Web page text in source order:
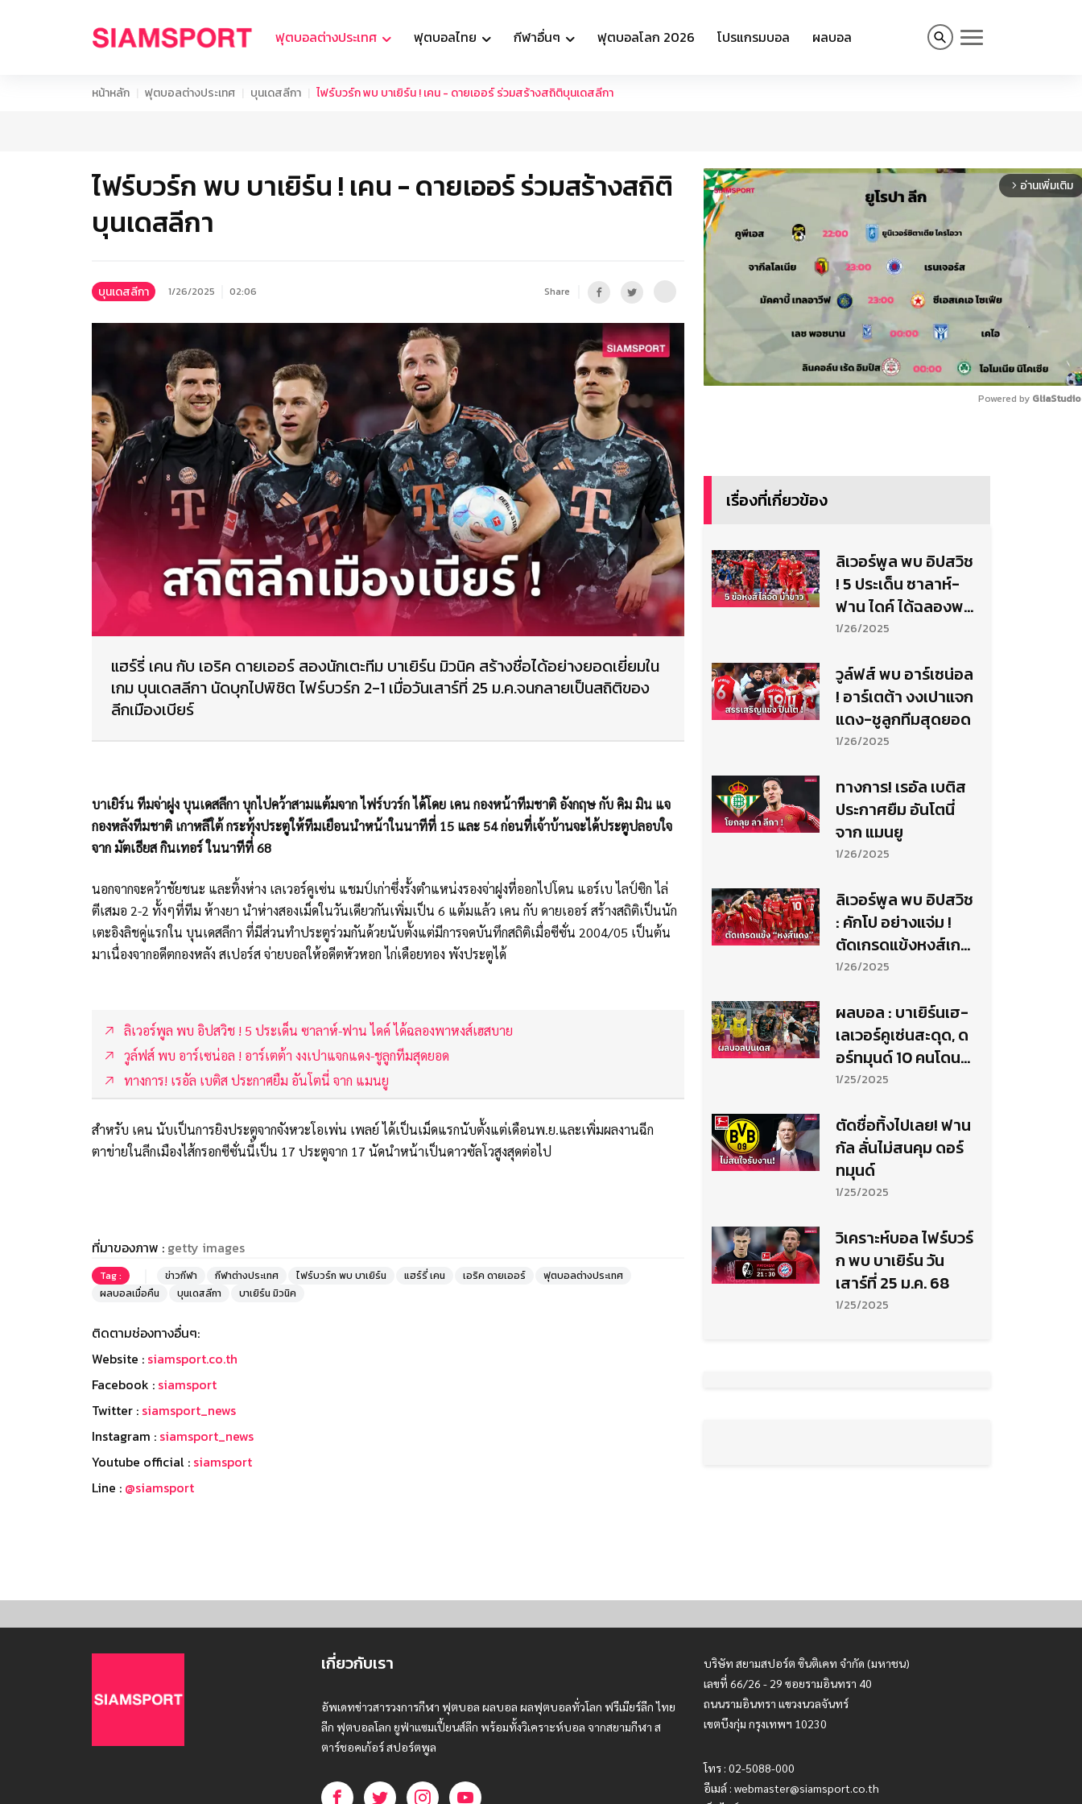
ฟุตบอลต่างประเทศ ฟุตบอลไทย กีฬาอื่นๆ ฟุตบอลโลก 2026 โปรแกรมบอล ผลบอล
หน้าหลัก ฟุตบอลต่างประเทศ บุนเดสลีกา ไฟร์บวร์ก พบ บาเยิร์น ! เคน - ดายเออร์ ร่วมสร้างสถิติบุนเดสลีกา
ไฟร์บวร์ก พบ บาเยิร์น ! เคน - ดายเออร์ ร่วมสร้างสถิติ
บุนเดสลีกา
บุนเดสลีกา 1/26/2025 02:06 Share
แฮร์รี่ เคน กับ เอริค ดายเออร์ สองนักเตะทีม บาเยิร์น มิวนิค สร้างชื่อได้อย่างยอดเยี่ยมใน
เกม บุนเดสลีกา นัดบุกไปพิชิต ไฟร์บวร์ก 2-1 เมื่อวันเสาร์ที่ 25 ม.ค.จนกลายเป็นสถิติของ
ลีกเมืองเบียร์
บาเยิร์น ทีมจ่าฝูง บุนเดสลีกา บุกไปคว้าสามแต้มจาก ไฟร์บวร์ก ได้โดย เคน กองหน้าทีมชาติ อังกฤษ กับ คิม มิน แจ
กองหลังทีมชาติ เกาหลีใต้ กระทุ้งประตูให้ทีมเยือนนำหน้าในนาทีที่ 15 และ 54 ก่อนที่เจ้าบ้านจะได้ประตูปลอบใจ
จาก มัตเธียส กินเทอร์ ในนาทีที่ 68
นอกจากจะคว้าชัยชนะ และทิ้งห่าง เลเวอร์คูเซ่น แชมป์เก่าซึ่งรั้งตำแหน่งรองจ่าฝูงที่ออกไปโดน แอร์เบ ไลป์ซิก ไล่
ตีเสมอ 2-2 ทั้งๆที่ทีม ห้างยา นำห่างสองเม็ดในวันเดียวกันเพิ่มเป็น 6 แต้มแล้ว เคน กับ ดายเออร์ สร้างสถิติเป็นนัก
เตะอิงลิชคู่แรกใน บุนเดสลีกา ที่มีส่วนทำประตูร่วมกันด้วยนับตั้งแต่มีการจดบันทึกสถิติเมื่อซีซั่น 2004/05 เป็นต้น
มาเนื่องจากอดีตกองหลัง สเปอร์ส จ่ายบอลให้อดีตหัวหอก ไก่เดือยทอง พังประตูได้
ลิเวอร์พูล พบ อิปสวิช ! 5 ประเด็น ซาลาห์-ฟาน ไดค์ ได้ฉลองพาหงส์เฮสบาย
วูล์ฟส์ พบ อาร์เซน่อล ! อาร์เตต้า งงเปาแจกแดง-ชูลูกทีมสุดยอด
ทางการ! เรอัล เบติส ประกาศยืม อันโตนี่ จาก แมนยู
สำหรับ เคน นับเป็นการยิงประตูจากจังหวะโอเพ่น เพลย์ ได้เป็นเม็ดแรกนับตั้งแต่เดือนพ.ย.และเพิ่มผลงานฉีก
ตาข่ายในลีกเมืองไส้กรอกซีซั่นนี้เป็น 17 ประตูจาก 17 นัดนำหน้าเป็นดาวซัลโวสูงสุดต่อไป
ที่มาของภาพ : getty images
Tag : ข่าวกีฬา กีฬาต่างประเทศ ไฟร์บวร์ก พบ บาเยิร์น แฮร์รี่ เคน เอริค ดายเออร์
ฟุตบอลต่างประเทศ
ผลบอลเมื่อคืน
บุนเดสลีกา บาเยิร์น มิวนิค
ติดตามช่องทางอื่นๆ:
Website : siamsport.co.th
Facebook : siamsport
Twitter : siamsport_news
Instagram : siamsport_news
Youtube official : siamsport
Line : @siamsport
arrow_forward_ios อ่านเพิ่มเติม
Powered by
เรื่องที่เกี่ยวข้อง
ลิเวอร์พูล พบ อิปสวิช
! 5 ประเด็น ซาลาห์-
ฟาน ไดค์ ได้ฉลองพา
หงส์เฮสบาย
1/26/2025
วูล์ฟส์ พบ อาร์เซน่อล
! อาร์เตต้า งงเปาแจก
แดง-ชูลูกทีมสุดยอด
1/26/2025
ทางการ! เรอัล เบติส
ประกาศยืม อันโตนี่
จาก แมนยู
1/26/2025
ลิเวอร์พูล พบ อิปสวิช
: คักโป อย่างแจ่ม !
ตัดเกรดแข้งหงส์เกม
เปิดบ้านขยี้ม้าขาว
1/26/2025
ผลบอล : บาเยิร์นเฮ-
เลเวอร์คูเซ่นสะดุด, ด
อร์ทมุนด์ 10 คนโดนตี
เจ๊า
1/25/2025
ตัดชื่อทิ้งไปเลย! ฟาน
กัล ลั่นไม่สนคุม ดอร์
ทมุนด์
1/25/2025
วิเคราะห์บอล ไฟร์บวร์
ก พบ บาเยิร์น วัน
เสาร์ที่ 25 ม.ค. 68
1/25/2025
เกี่ยวกับเรา
อัพเดทข่าวสารวงการกีฬา ฟุตบอล ผลบอล ผลฟุตบอลทั่วโลก ฟรีเมียร์ลีก ไทย
ลีก ฟุตบอลโลก ยูฟ่าแซมเปี้ยนส์ลีก พร้อมทั้งวิเคราะห์บอล จากสยามกีฬา ส
ตาร์ชอคเก้อร์ สปอร์ตพูล
บริษัท สยามสปอร์ต ซินติเคท จำกัด (มหาชน)
เลขที่ 66/26 - 29 ซอยรามอินทรา 40
ถนนรามอินทรา แขวงนวลจันทร์
เขตบึงกุ่ม กรุงเทพฯ 10230
โทร : 02-5088-000
อีเมล์ : webmaster@siamsport.co.th